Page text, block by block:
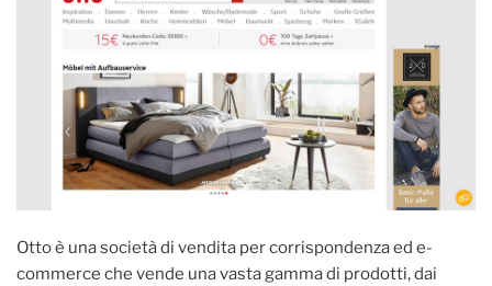
Otto è una società di vendita per corrispondenza ed e-
commerce che vende una vasta gamma di prodotti, dai